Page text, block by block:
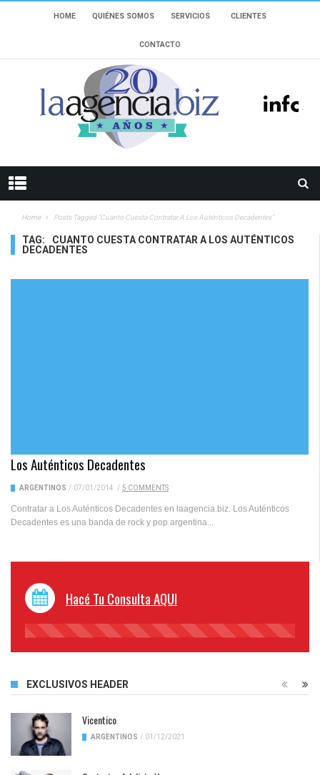
HOME QUIÉNES SOMOS SERVICIOS CLIENTES
CONTACTO
Home Posts Tagged "cuanto Cuesta Contratar A Los Auténticos Decadentes"
TAG:
CUANTO CUESTA CONTRATAR A LOS AUTÉNTICOS
DECADENTES
Los Auténticos Decadentes
ARGENTINOS / 07/01/2014 / 5 COMMENTS
Contratar a Los Auténticos Decadentes en laagencia.biz. Los Auténticos
Decadentes es una banda de rock y pop argentina...
Hacé Tu Consulta AQUI
45%
EXCLUSIVOS HEADER
Vicentico
ARGENTINOS / 01/12/2021